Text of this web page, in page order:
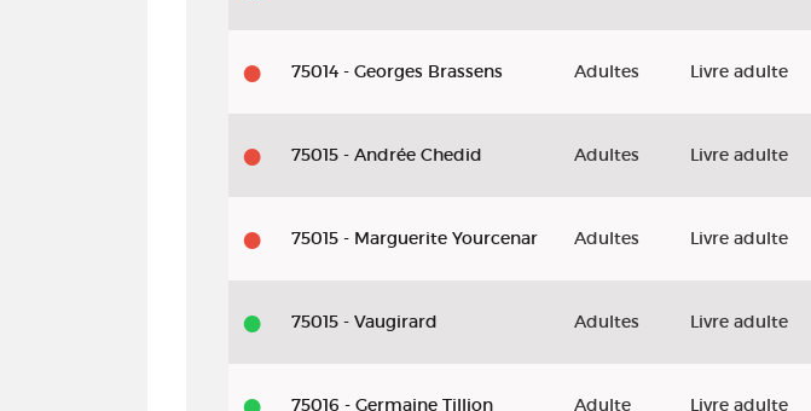
75014 - Georges Brassens Adultes Livre adulte
75015 - Andrée Chedid Adultes Livre adulte
75015 - Marguerite Yourcenar Adultes Livre adulte
75015 - Vaugirard Adultes Livre adulte
75016 - Germaine Tillion Adulte Livre adulte